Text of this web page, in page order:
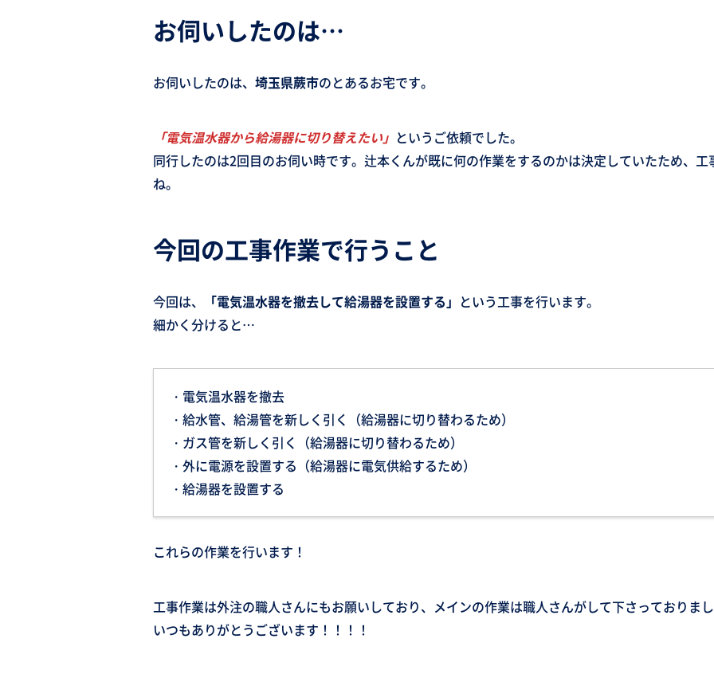
お伺いしたのは…
お伺いしたのは、 埼玉県蕨市のとあるお宅です。
「電気温水器から給湯器に切り替えたい」 というご依頼でした。
同行したのは2回目のお伺い時です。辻本くんが既に何の作業をするのかは決定していたため、
ね。
今回の工事作業で行うこと
今回は、 「電気温水器を撤去して給湯器を設置する」 という工事を行います。
細かく分けると…
・電気温水器を撤去
・給水管、給湯管を新しく引く（給湯器に切り替わるため）
・ガス管を新しく引く（給湯器に切り替わるため）
・外に電源を設置する（給湯器に電気供給するため）
・給湯器を設置する
これらの作業を行います！
工事作業は外注の職人さんにもお願いしており、メインの作業は職人さんがして下さっておりま
いつもありがとうございます！！！！